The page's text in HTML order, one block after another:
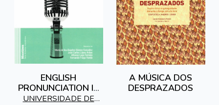
ENGLISH
PRONUNCIATION IS
FUN (E-PROFUN)
UNIVERSIDADE DE
A MÚSICA DOS
DESPRAZADOS